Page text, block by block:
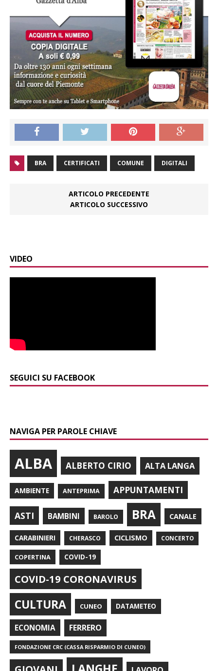
BRA CERTIFICATI COMUNE DIGITALI
ARTICOLO PRECEDENTE
ARTICOLO SUCCESSIVO
VIDEO
SEGUICI SU FACEBOOK
NAVIGA PER PAROLE CHIAVE
ALBA ALBERTO CIRIO ALTA LANGA
AMBIENTE ANTEPRIMA APPUNTAMENTI
ASTI BAMBINI BAROLO BRA CANALE
CARABINIERI CHERASCO CICLISMO CONCERTO
COPERTINA COVID-19
COVID-19 CORONAVIRUS
CULTURA CUNEO DATAMETEO
ECONOMIA FERRERO
FONDAZIONE CRC (CASSA RISPARMIO DI CUNEO)